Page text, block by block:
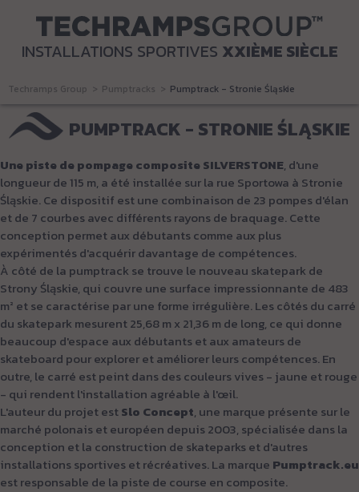
INSTALLATIONS SPORTIVES XXIÈME SIÈCLE
Techramps Group Pumptracks Pumptrack - Stronie Śląskie
PUMPTRACK - STRONIE ŚLĄSKIE
Une piste de pompage composite SILVERSTONE, d'une
longueur de 115 m, a été installée sur la rue Sportowa à Stronie
Śląskie. Ce dispositif est une combinaison de 23 pompes d'élan
et de 7 courbes avec différents rayons de braquage. Cette
conception permet aux débutants comme aux plus
expérimentés d'acquérir davantage de compétences.
À côté de la pumptrack se trouve le nouveau skatepark de
Strony Śląskie, qui couvre une surface impressionnante de 483
m² et se caractérise par une forme irrégulière. Les côtés du carré
du skatepark mesurent 25,68 m x 21,36 m de long, ce qui donne
beaucoup d'espace aux débutants et aux amateurs de
skateboard pour explorer et améliorer leurs compétences. En
outre, le carré est peint dans des couleurs vives - jaune et rouge
- qui rendent l'installation agréable à l'œil.
L'auteur du projet estSlo Concept, une marque présente sur le
marché polonais et européen depuis 2003, spécialisée dans la
conception et la construction de skateparks et d'autres
installations sportives et récréatives. La marque Pumptrack.eu
est responsable de la piste de course en composite.